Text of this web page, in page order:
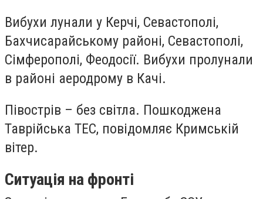
Вибухи лунали у Керчі, Севастополі,
Бахчисарайському районі, Севастополі,
Сімферополі, Феодосії. Вибухи пролунали
в районі аеродрому в Качі.
Півострів – без світла. Пошкоджена
Таврійська ТЕС, повідомляє Кримській
вітер.
Ситуація на фронті